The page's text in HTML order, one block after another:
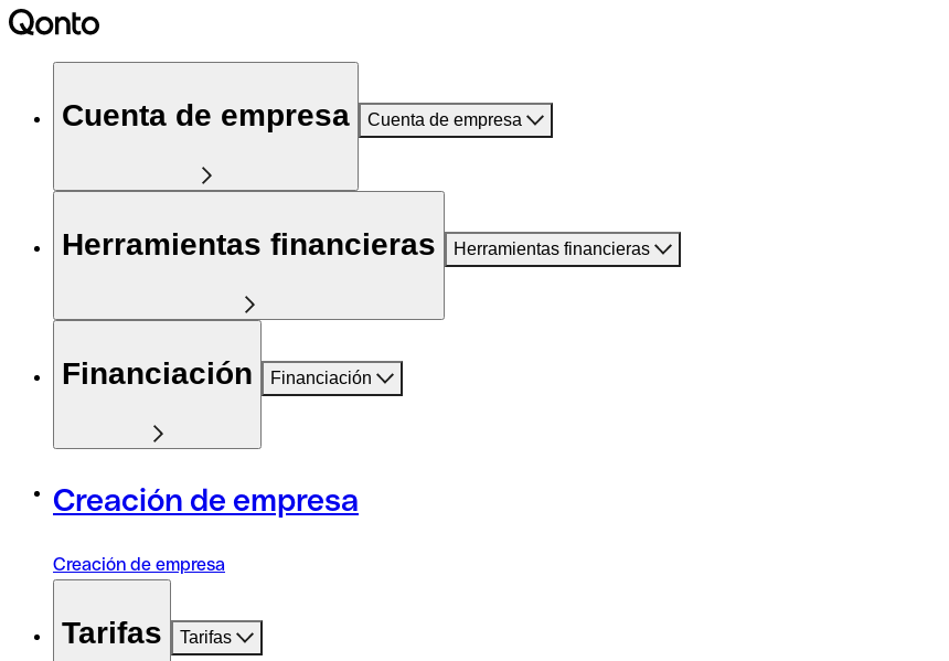
Cuenta de empresa Cuenta de empresa
Herramientas financieras Herramientas financieras
Financiación Financiación
Creación de empresa
Creación de empresa
Tarifas Tarifas